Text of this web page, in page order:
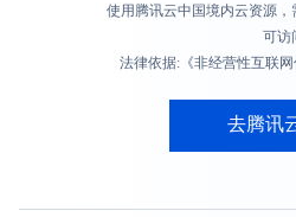
使用腾讯云中国境内云资源
可访
法律依据:《非经营性互联
去腾讯